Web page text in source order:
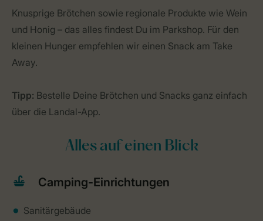
Knusprige Brötchen sowie regionale Produkte wie Wein
und Honig – das alles findest Du im Parkshop. Für den
kleinen Hunger empfehlen wir einen Snack am Take
Away.
Tipp: Bestelle Deine Brötchen und Snacks ganz einfach
über die Landal-App.
Alles auf einen Blick
Camping-Einrichtungen
Sanitärgebäude